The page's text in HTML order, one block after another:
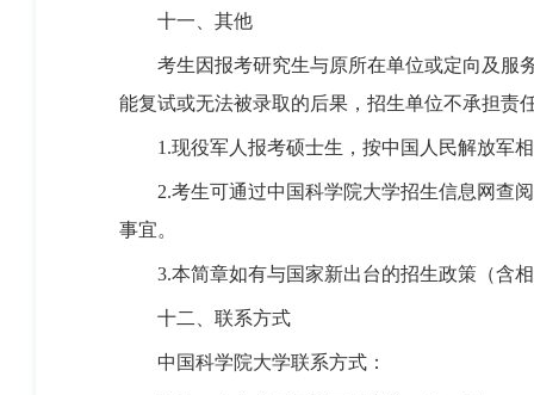
十一、其他
考生因报考研究生与原所在单位或定向及服务
能复试或无法被录取的后果，招生单位不承担
1.现役军人报考硕士生，按中国人民解放军
2.考生可通过中国科学院大学招生信息网查阅
事宜。
3.本简章如有与国家新出台的招生政策（含
十二、联系方式
中国科学院大学联系方式：